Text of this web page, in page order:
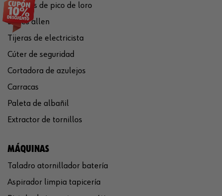
Tenazas de pico de loro
Llaves allen
Tijeras de electricista
Cúter de seguridad
Cortadora de azulejos
Carracas
Paleta de albañil
Extractor de tornillos
MÁQUINAS
Taladro atornillador batería
Aspirador limpia tapicería